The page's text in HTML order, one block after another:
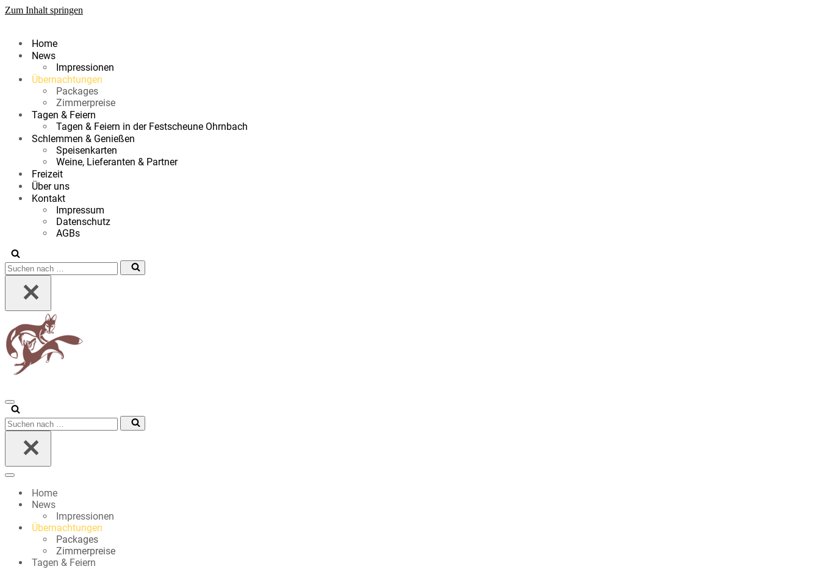
Zum Inhalt springen
Home
News
Impressionen
Übernachtungen
Packages
Zimmerpreise
Tagen & Feiern
Tagen & Feiern in der Festscheune Ohrnbach
Schlemmen & Genießen
Speisenkarten
Weine, Lieferanten & Partner
Freizeit
Über uns
Kontakt
Impressum
Datenschutz
AGBs
Suchen
nach …
Navigationsmenü
Suchen
nach …
Navigationsmenü
Home
News
Impressionen
Übernachtungen
Packages
Zimmerpreise
Tagen & Feiern